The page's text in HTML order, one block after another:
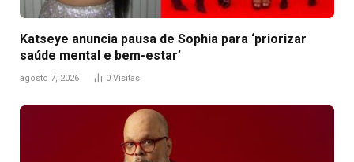
Katseye anuncia pausa de Sophia para ‘priorizar
saúde mental e bem-estar’
agosto 7, 2026 0 Visitas